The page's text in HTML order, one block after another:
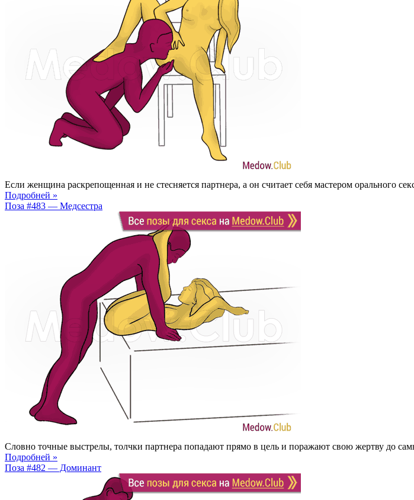
Если женщина раскрепощенная и не стесняется партнера, а он считает себя мастером орального
Подробней »
Поза #483 — Медсестра
Словно точные выстрелы, толчки партнера попадают прямо в цель и поражают свою жертву до
Подробней »
Поза #482 — Доминант